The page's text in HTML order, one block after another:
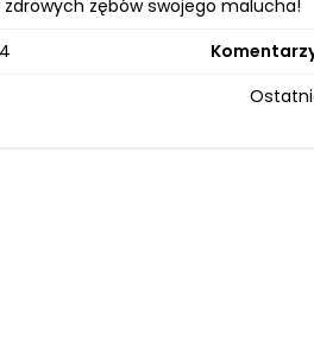
zębów swojego malucha!